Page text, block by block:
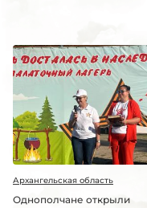
Архангельская область
Однополчане открыли